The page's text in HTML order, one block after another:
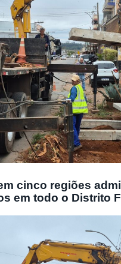
cinco regiões
em todo o Distrito